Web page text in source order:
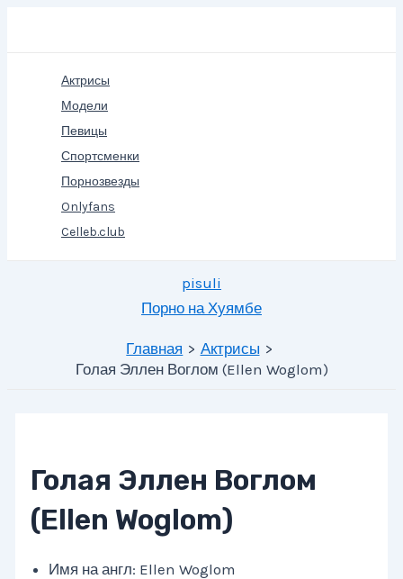
Актрисы
Модели
Певицы
Спортсменки
Порнозвезды
Onlyfans
Celleb.club
pisuli
Порно на Хуямбе
Главная
Актрисы
Голая Эллен Воглом (Ellen Woglom)
Голая Эллен Воглом
(Ellen Woglom)
Имя на англ: Ellen Woglom